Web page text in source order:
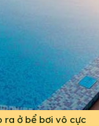
ra ở bể bơi vô cực